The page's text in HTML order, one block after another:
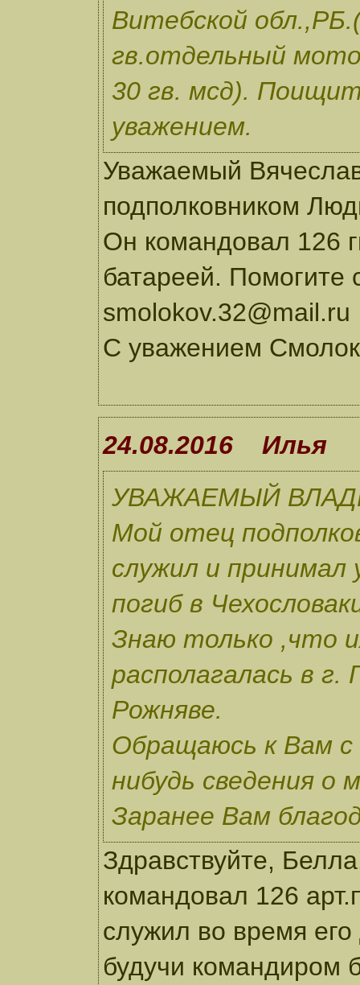
Витебской
гв.отдельный
30 гв. мсд).
уважением.
Уважаемый
подполковником
Он командовал 126
батареей. Помогите
smolokov.32@mail.ru
С уважением
24.08.2016 Илья
УВАЖАЕМЫЙ
Мой отец
служил и принимал
погиб в
Знаю только ,что
располагалась в г.
Рожняве.
Обращаюсь к Вам с
нибудь сведения о
Заранее Вам
Здравствуйте,
командовал 126
служил во время
будучи командиром